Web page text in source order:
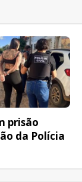
prisão
da Polícia